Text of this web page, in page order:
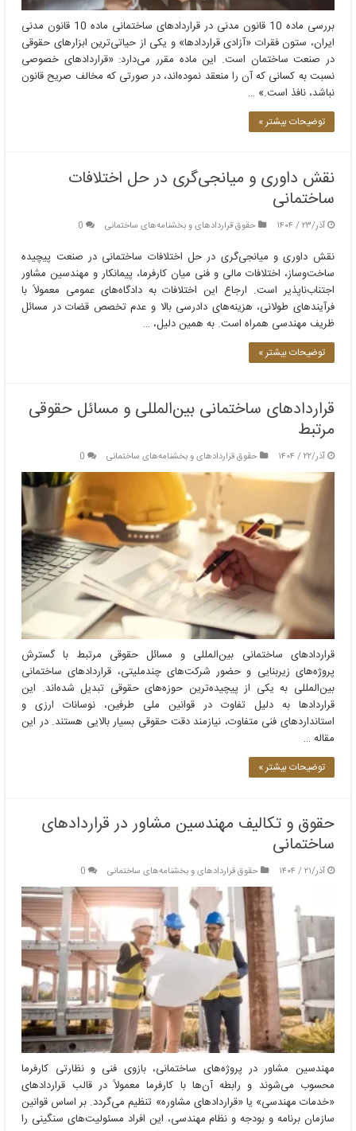
بررسی ماده 10 قانون مدنی در قراردادهای ساختمانی ماده 10 قانون مدنی
ایران، ستون فقرات «آزادی قراردادها» و یکی از حیاتی‌ترین ابزارهای حقوقی
در صنعت ساختمان است. این ماده مقرر می‌دارد: «قراردادهای خصوصی
نسبت به کسانی که آن را منعقد نموده‌اند، در صورتی که مخالف صریح قانون
نباشد، نافذ است.» …
توضیحات بیشتر »
نقش داوری و میانجی‌گری در حل اختلافات
ساختمانی
آذر/۲۳ / ۱۴۰۴ حقوق قراردادهای و بخشنامه‌های ساختمانی 0
نقش داوری و میانجی‌گری در حل اختلافات ساختمانی در صنعت پیچیده
ساخت‌وساز، اختلافات مالی و فنی میان کارفرما، پیمانکار و مهندسین مشاور
اجتناب‌ناپذیر است. ارجاع این اختلافات به دادگاه‌های عمومی معمولاً با
فرآیندهای طولانی، هزینه‌های دادرسی بالا و عدم تخصص قضات در مسائل
ظریف مهندسی همراه است. به همین دلیل، …
توضیحات بیشتر »
قراردادهای ساختمانی بین‌المللی و مسائل حقوقی
مرتبط
آذر/۲۲ / ۱۴۰۴ حقوق قراردادهای و بخشنامه‌های ساختمانی 0
قراردادهای ساختمانی بین‌المللی و مسائل حقوقی مرتبط با گسترش
پروژه‌های زیربنایی و حضور شرکت‌های چندملیتی، قراردادهای ساختمانی
بین‌المللی به یکی از پیچیده‌ترین حوزه‌های حقوقی تبدیل شده‌اند. این
قراردادها به دلیل تفاوت در قوانین ملی طرفین، نوسانات ارزی و
استانداردهای فنی متفاوت، نیازمند دقت حقوقی بسیار بالایی هستند. در این
مقاله …
توضیحات بیشتر »
حقوق و تکالیف مهندسین مشاور در قراردادهای
ساختمانی
آذر/۲۱ / ۱۴۰۴ حقوق قراردادهای و بخشنامه‌های ساختمانی 0
مهندسین مشاور در پروژه‌های ساختمانی، بازوی فنی و نظارتی کارفرما
محسوب می‌شوند و رابطه آن‌ها با کارفرما معمولاً در قالب قراردادهای
«خدمات مهندسی» یا «قراردادهای مشاوره» تنظیم می‌گردد. بر اساس قوانین
سازمان برنامه و بودجه و نظام مهندسی، این افراد مسئولیت‌های سنگینی را